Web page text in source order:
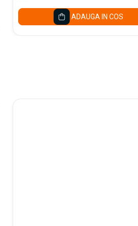
ADAUGA IN COS